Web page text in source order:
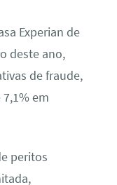
Experian de
deste ano,
de fraude,
em
peritos